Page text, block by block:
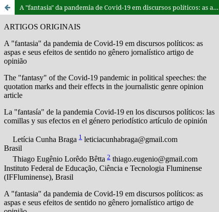
A "fantasia" da pandemia de Covid-19 em discursos políticos: as aspas e seus efeitos de sentido no gênero jornalístico artigo de opinião